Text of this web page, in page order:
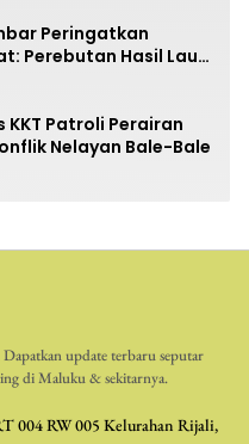
Peringatkan
Perebutan Hasil Laut
Patroli Perairan
Nelayan Bale-Bale
update terbaru seputar
di Maluku & sekitarnya.
004 RW 005 Kelurahan Rijali,